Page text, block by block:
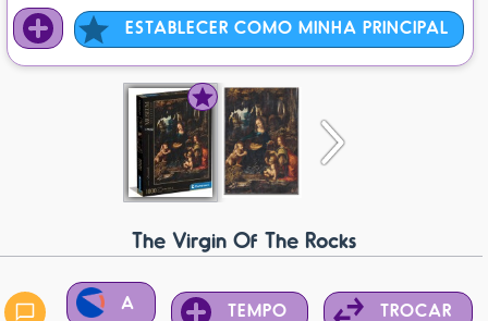
ESTABLECER COMO MINHA PRINCIPAL
The Virgin Of The Rocks
A TEMPO TROCAR